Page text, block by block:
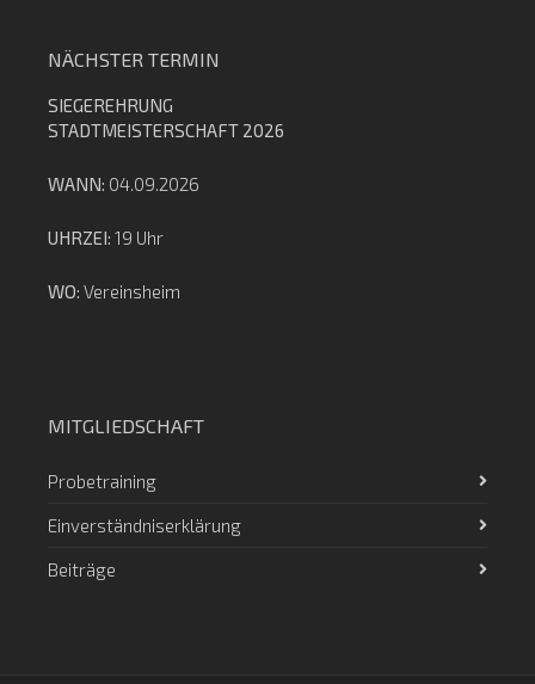
NÄCHSTER TERMIN
SIEGEREHRUNG
STADTMEISTERSCHAFT 2026
WANN: 04.09.2026
UHRZEI: 19 Uhr
WO: Vereinsheim
MITGLIEDSCHAFT
Probetraining
Einverständniserklärung
Beiträge